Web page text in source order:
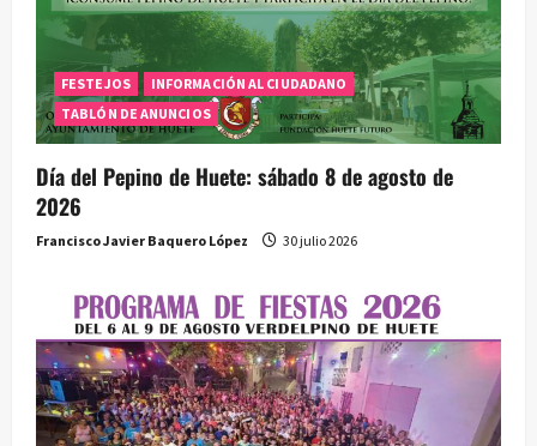
d
a
s
FESTEJOS
INFORMACIÓN AL CIUDADANO
TABLÓN DE ANUNCIOS
Día del Pepino de Huete: sábado 8 de agosto de
2026
Francisco Javier Baquero López 30 julio 2026